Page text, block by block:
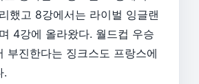
했고 8강에서는 라이벌 잉글랜
4강에 올라왔다. 월드컵 우승
부진한다는 징크스도 프랑스에
.